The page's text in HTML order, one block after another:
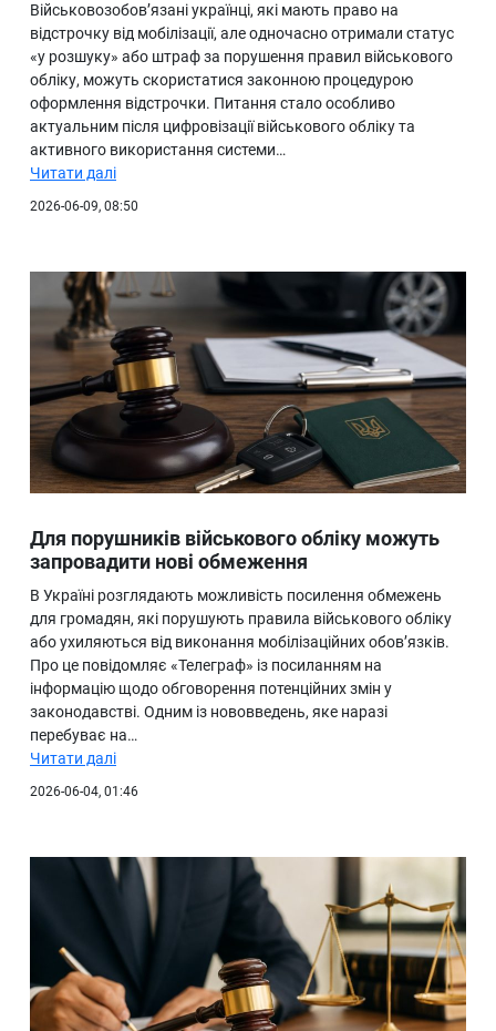
Військовозобов’язані українці, які мають право на
відстрочку від мобілізації, але одночасно отримали статус
«у розшуку» або штраф за порушення правил військового
обліку, можуть скористатися законною процедурою
оформлення відстрочки. Питання стало особливо
актуальним після цифровізації військового обліку та
активного використання системи…
Читати далі
2026-06-09, 08:50
Для порушників військового обліку можуть
запровадити нові обмеження
В Україні розглядають можливість посилення обмежень
для громадян, які порушують правила військового обліку
або ухиляються від виконання мобілізаційних обов’язків.
Про це повідомляє «Телеграф» із посиланням на
інформацію щодо обговорення потенційних змін у
законодавстві. Одним із нововведень, яке наразі
перебуває на…
Читати далі
2026-06-04, 01:46